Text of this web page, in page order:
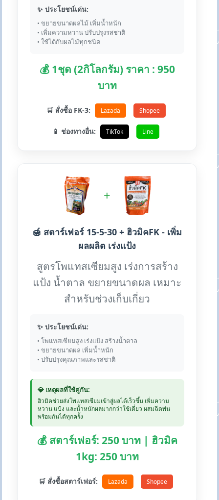
✨ ประโยชน์เด่น:
• ขยายขนาดผลไม้ เพิ่มน้ำหนัก
• เพิ่มความหวาน ปรับปรุงรสชาติ
• ใช้ได้กับผลไม้ทุกชนิด
💰 1ชุด (2กิโลกรัม) ราคา : 950
บาท
🛒 สั่งซื้อ FK-3: Lazada Shopee
📱 ช่องทางอื่น: TikTok Line
+
🍯 สตาร์เฟอร์ 15-5-30 + ฮิวมิคFK - เพิ่ม
ผลผลิต เร่งแป้ง
สูตรโพแทสเซียมสูง เร่งการสร้าง
แป้ง น้ำตาล ขยายขนาดผล เหมาะ
สำหรับช่วงเก็บเกี่ยว
✨ ประโยชน์เด่น:
• โพแทสเซียมสูง เร่งแป้ง สร้างน้ำตาล
• ขยายขนาดผล เพิ่มน้ำหนัก
• ปรับปรุงคุณภาพและรสชาติ
💎 เหตุผลที่ใช้คู่กัน:
ฮิวมิคช่วยส่งโพแทสเซียมเข้าสู่ผลได้เร็วขึ้น เพิ่มความ
หวาน แป้ง และน้ำหนักผลมากกว่าใช้เดี่ยว ผสมฉีดพ่น
พร้อมกันได้ทุกครั้ง
💰 สตาร์เฟอร์: 250 บาท | ฮิวมิค
1kg: 250 บาท
🛒 สั่งซื้อสตาร์เฟอร์: Lazada Shopee